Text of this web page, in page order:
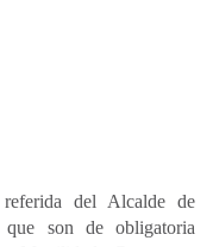
del Alcalde de
son de obligatoria